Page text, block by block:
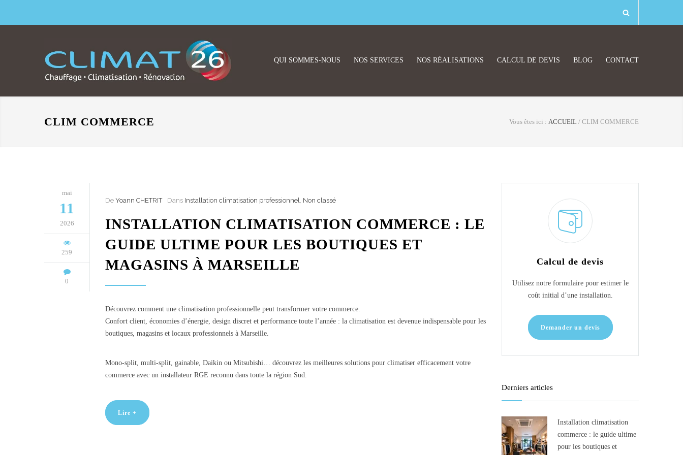
QUI SOMMES-NOUS NOS SERVICES NOS RÉALISATIONS CALCUL DE DEVIS BLOG CONTACT
CLIM COMMERCE Vous êtes ici : ACCUEIL / CLIM COMMERCE
mai
11
2026
259
0
De Yoann CHETRIT Dans Installation climatisation professionnel, Non classé
INSTALLATION CLIMATISATION COMMERCE : LE
GUIDE ULTIME POUR LES BOUTIQUES ET
MAGASINS À MARSEILLE
Découvrez comment une climatisation professionnelle peut transformer votre commerce.
Confort client, économies d’énergie, design discret et performance toute l’année : la climatisation est devenue indispensable pour les
boutiques, magasins et locaux professionnels à Marseille.
Mono-split, multi-split, gainable, Daikin ou Mitsubishi… découvrez les meilleures solutions pour climatiser efficacement votre
commerce avec un installateur RGE reconnu dans toute la région Sud.
Lire +
Calcul de devis
Utilisez notre formulaire pour estimer le
coût initial d’une installation.
Demander un devis
Derniers articles
Installation climatisation
commerce : le guide ultime
pour les boutiques et